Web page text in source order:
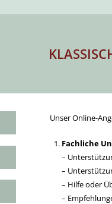
Unser Online-
Fachliche
–
–
– Hilfe oder
–